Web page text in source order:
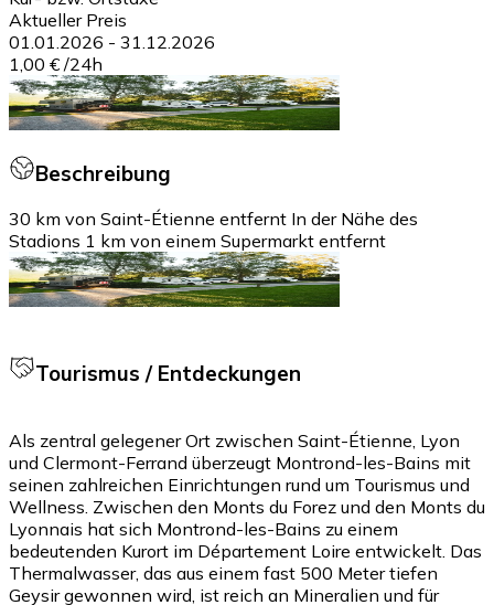
Aktueller Preis
01.01.2026 - 31.12.2026
1,00 € /24h
Beschreibung
30 km von Saint-Étienne entfernt In der Nähe des
Stadions 1 km von einem Supermarkt entfernt
Tourismus / Entdeckungen
Als zentral gelegener Ort zwischen Saint-Étienne, Lyon
und Clermont-Ferrand überzeugt Montrond-les-Bains mit
seinen zahlreichen Einrichtungen rund um Tourismus und
Wellness. Zwischen den Monts du Forez und den Monts du
Lyonnais hat sich Montrond-les-Bains zu einem
bedeutenden Kurort im Département Loire entwickelt. Das
Thermalwasser, das aus einem fast 500 Meter tiefen
Geysir gewonnen wird, ist reich an Mineralien und für